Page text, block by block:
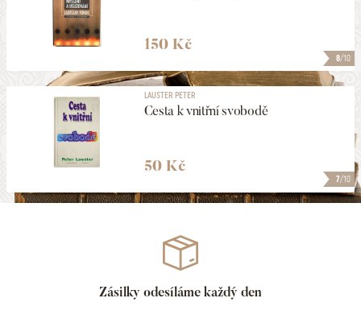
8/10
150 Kč
7/10
LAUSTER PETER
Cesta k vnitřní svobodě
50 Kč
Zásilky odesíláme každý den